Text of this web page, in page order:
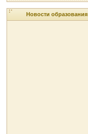
Новости образования